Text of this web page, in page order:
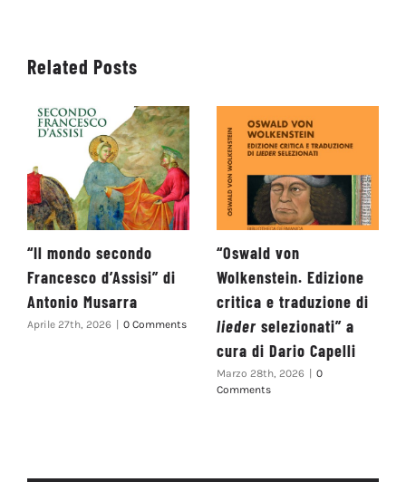
Related Posts
“Il mondo secondo
Francesco d’Assisi” di
Antonio Musarra
Aprile 27th, 2026 0 Comments
“Oswald von
Wolkenstein. Edizione
critica e traduzione di
liederselezionati” a
cura di Dario Capelli
Marzo 28th, 2026
0
Comments